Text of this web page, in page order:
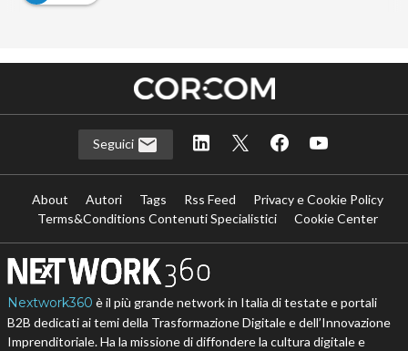
Seguici
About Autori Tags Rss Feed
Privacy e Cookie Policy
Terms&Conditions Contenuti Specialistici
Cookie Center
Nextwork360 è il più grande network in Italia di testate e portali
B2B dedicati ai temi della Trasformazione Digitale e dell’Innovazione
Imprenditoriale. Ha la missione di diffondere la cultura digitale e